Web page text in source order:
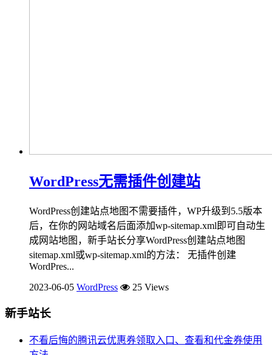
WordPress无需插件创建站
WordPress创建站点地图不需要插件，WP升级到5.5版本
后，在你的网站域名后面添加wp-sitemap.xml即可自动生
成网站地图，新手站长分享WordPress创建站点地图
sitemap.xml或wp-sitemap.xml的方法： 无插件创建
WordPres...
2023-06-05 WordPress 25 Views
新手站长
不看后悔的腾讯云优惠券领取入口、查看和代金券使用